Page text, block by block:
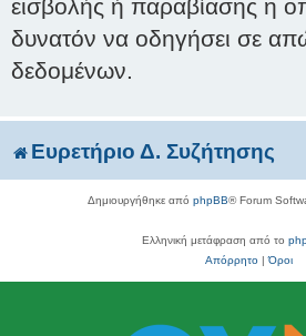
εισβολής ή παραβίασης η
δυνατόν να οδηγήσει σε
δεδομένων.
Ευρετήριο Δ. Συζήτησης
Δημιουργήθηκε από phpBB® Forum
Ελληνική μετάφραση από το
Απόρρητο|Όροι